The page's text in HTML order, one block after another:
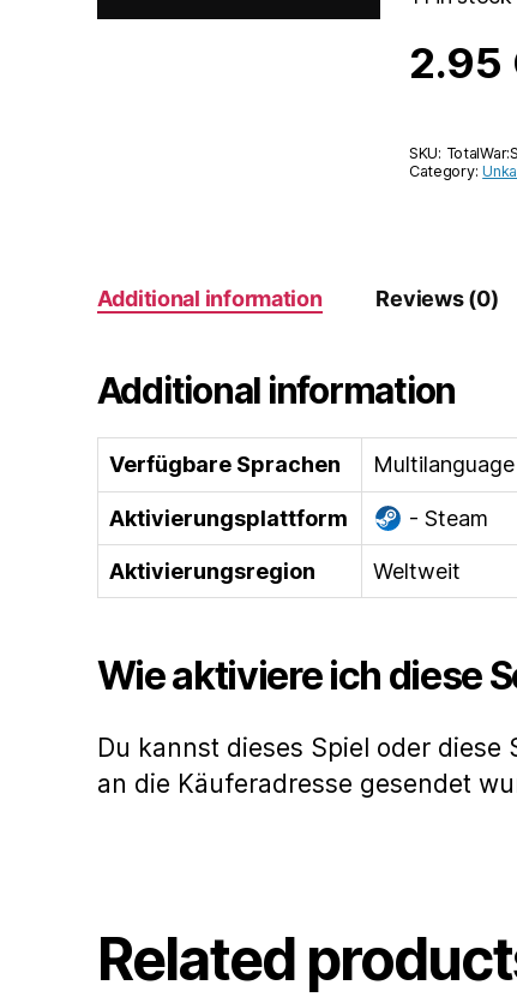
2.95
SKU:
Category:
Additional information Reviews (0)
Additional information
Verfügbare Sprachen Multilanguage
Aktivierungsplattform - Steam
Aktivierungsregion Weltweit
Wie aktiviere ich diese
Du kannst dieses Spiel oder
an die Käuferadresse gesendet
Related